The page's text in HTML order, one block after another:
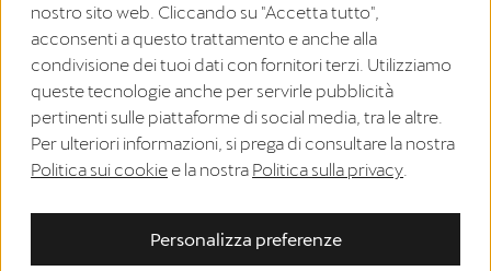
Condizioni generali di vendita
Registrazione WEEE
Informativa sui cookie
Diritto di recesso
nostro sito web. Cliccando su "Accetta tutto",
acconsenti a questo trattamento e anche alla
condivisione dei tuoi dati con fornitori terzi. Utilizziamo
queste tecnologie anche per servirle pubblicità
pertinenti sulle piattaforme di social media, tra le altre.
Per ulteriori informazioni, si prega di consultare la nostra
Politica sui cookie e la nostra Politica sulla privacy
Personalizza preferenze